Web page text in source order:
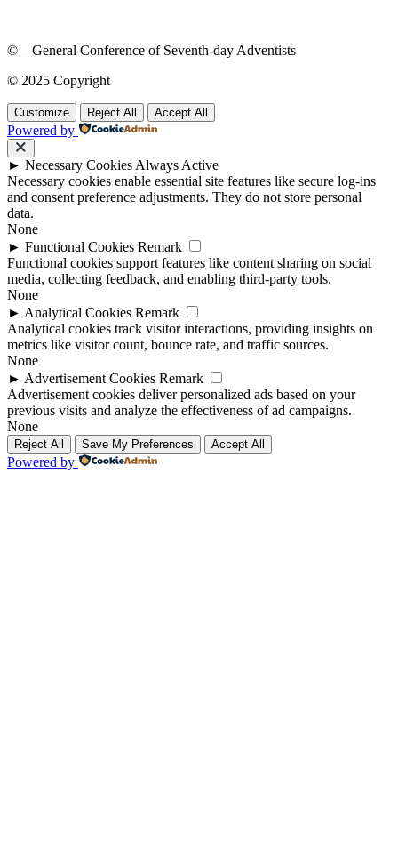
© – General Conference of Seventh-day Adventists
© 2025 Copyright
Customize Reject All Accept All
Powered by
► Necessary Cookies Always Active
Necessary cookies enable essential site features like secure log-ins
and consent preference adjustments. They do not store personal
data.
None
► Functional Cookies Remark
Functional cookies support features like content sharing on social
media, collecting feedback, and enabling third-party tools.
None
► Analytical Cookies Remark
Analytical cookies track visitor interactions, providing insights on
metrics like visitor count, bounce rate, and traffic sources.
None
► Advertisement Cookies Remark
Advertisement cookies deliver personalized ads based on your
previous visits and analyze the effectiveness of ad campaigns.
None
Reject All Save My Preferences Accept All
Powered by